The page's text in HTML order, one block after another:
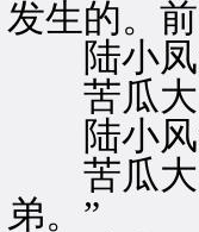
发生的。
陆小凤
苦瓜大
陆小风
苦瓜大
弟。”